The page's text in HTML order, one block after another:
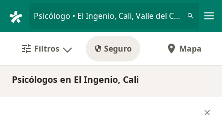
Psicólogo • El Ingenio, Cali, Valle del Cauca
Filtros Seguro Mapa
Psicólogos en El Ingenio, Cali